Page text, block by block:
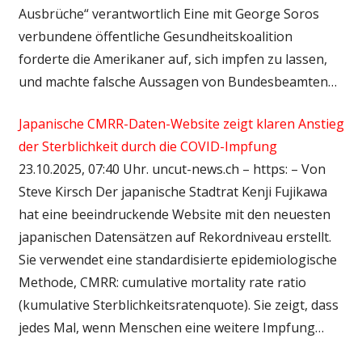
Ausbrüche“ verantwortlich Eine mit George Soros
verbundene öffentliche Gesundheitskoalition
forderte die Amerikaner auf, sich impfen zu lassen,
und machte falsche Aussagen von Bundesbeamten…
Japanische CMRR-Daten-Website zeigt klaren Anstieg
der Sterblichkeit durch die COVID-Impfung
23.10.2025, 07:40 Uhr. uncut-news.ch – https: – Von
Steve Kirsch Der japanische Stadtrat Kenji Fujikawa
hat eine beeindruckende Website mit den neuesten
japanischen Datensätzen auf Rekordniveau erstellt.
Sie verwendet eine standardisierte epidemiologische
Methode, CMRR: cumulative mortality rate ratio
(kumulative Sterblichkeitsratenquote). Sie zeigt, dass
jedes Mal, wenn Menschen eine weitere Impfung…